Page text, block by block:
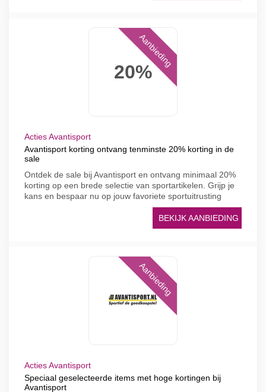
20%
Aanbieding
Acties Avantisport
Avantisport korting ontvang tenminste 20% korting in de
sale
Ontdek de sale bij Avantisport en ontvang minimaal 20%
korting op een brede selectie van sportartikelen. Grijp je
kans en bespaar nu op jouw favoriete sportuitrusting
BEKIJK AANBIEDING
Aanbieding
Acties Avantisport
Speciaal geselecteerde items met hoge kortingen bij
Avantisport